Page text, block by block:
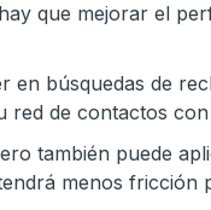
que mejorar el
en búsquedas de
de contactos
también puede
menos fricción